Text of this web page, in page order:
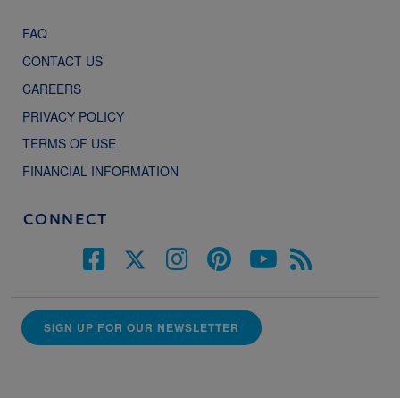
FAQ
CONTACT US
CAREERS
PRIVACY POLICY
TERMS OF USE
FINANCIAL INFORMATION
CONNECT
SIGN UP FOR OUR NEWSLETTER